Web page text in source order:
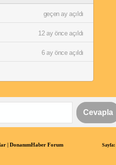
geçen ay açıldı
12 ay önce açıldı
6 ay önce açıldı
Cevapla
Sayfa:
| DonanımHaber Forum